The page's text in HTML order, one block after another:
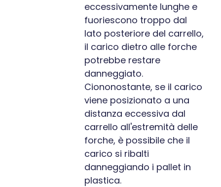
eccessivamente lunghe e
fuoriescono troppo dal
lato posteriore del carrello,
il carico dietro alle forche
potrebbe restare
danneggiato.
Ciononostante, se il carico
viene posizionato a una
distanza eccessiva dal
carrello all'estremità delle
forche, è possibile che il
carico si ribalti
danneggiando i pallet in
plastica.